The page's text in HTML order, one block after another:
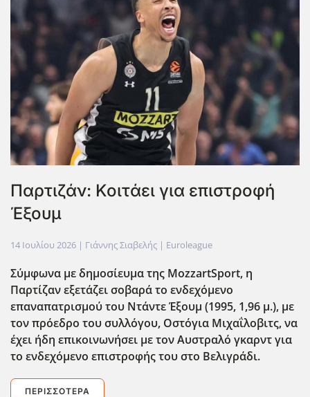
Παρτιζάν: Κοιτάει για επιστροφή
Έξουμ
14 Ιουλίου 2026 | Γιάννης Σιαβελής | Euroleague
Σύμφωνα με δημοσίευμα της MozzartSport, η
Παρτίζαν εξετάζει σοβαρά το ενδεχόμενο
επαναπατρισμού του Ντάντε Έξουμ (1995, 1,96 μ.), με
τον πρόεδρο του συλλόγου, Οστόγια Μιχαΐλοβιτς, να
έχει ήδη επικοινωνήσει με τον Αυστραλό γκαρντ για
το ενδεχόμενο επιστροφής του στο Βελιγράδι.
ΠΕΡΙΣΣΌΤΕΡΑ